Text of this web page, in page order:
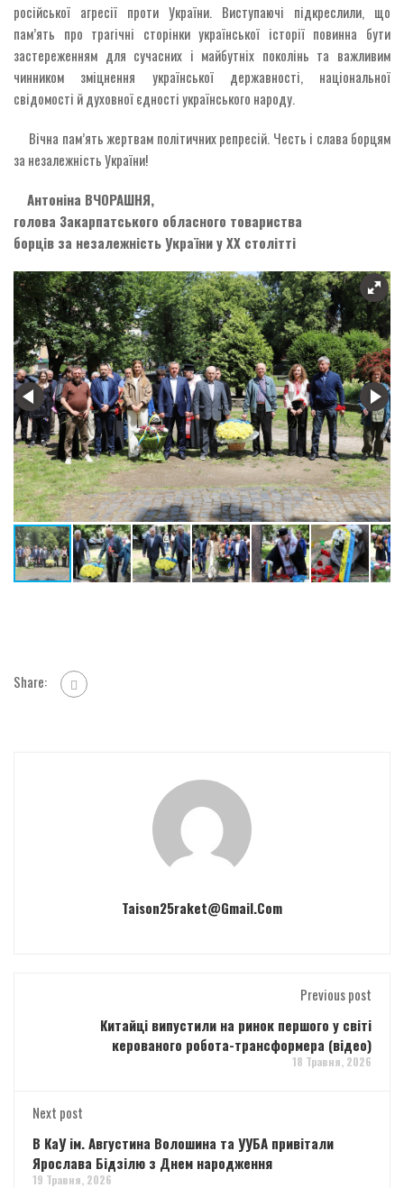
російської агресії проти України. Виступаючі підкреслили, що
пам’ять про трагічні сторінки української історії повинна бути
застереженням для сучасних і майбутніх поколінь та важливим
чинником зміцнення української державності, національної
свідомості й духовної єдності українського народу.
Вічна пам’ять жертвам політичних репресій. Честь і слава борцям
за незалежність України!
Антоніна ВЧОРАШНЯ,
голова Закарпатського обласного товариства
борців за незалежність України у ХХ столітті
Share:
Taison25raket@gmail.com
Previous post
Китайці випустили на ринок першого у світі
керованого робота-трансформера (відео)
18 Травня, 2026
Next post
В КаУ ім. Августина Волошина та УУБА привітали
Ярослава Бідзілю з Днем народження
19 Травня, 2026